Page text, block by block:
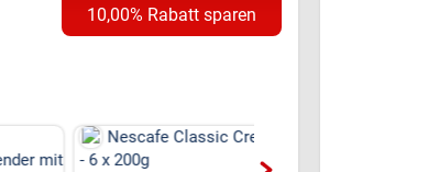
10,00% Rabatt sparen
mit
Nescafe Classic Crema
- 6 x 200g